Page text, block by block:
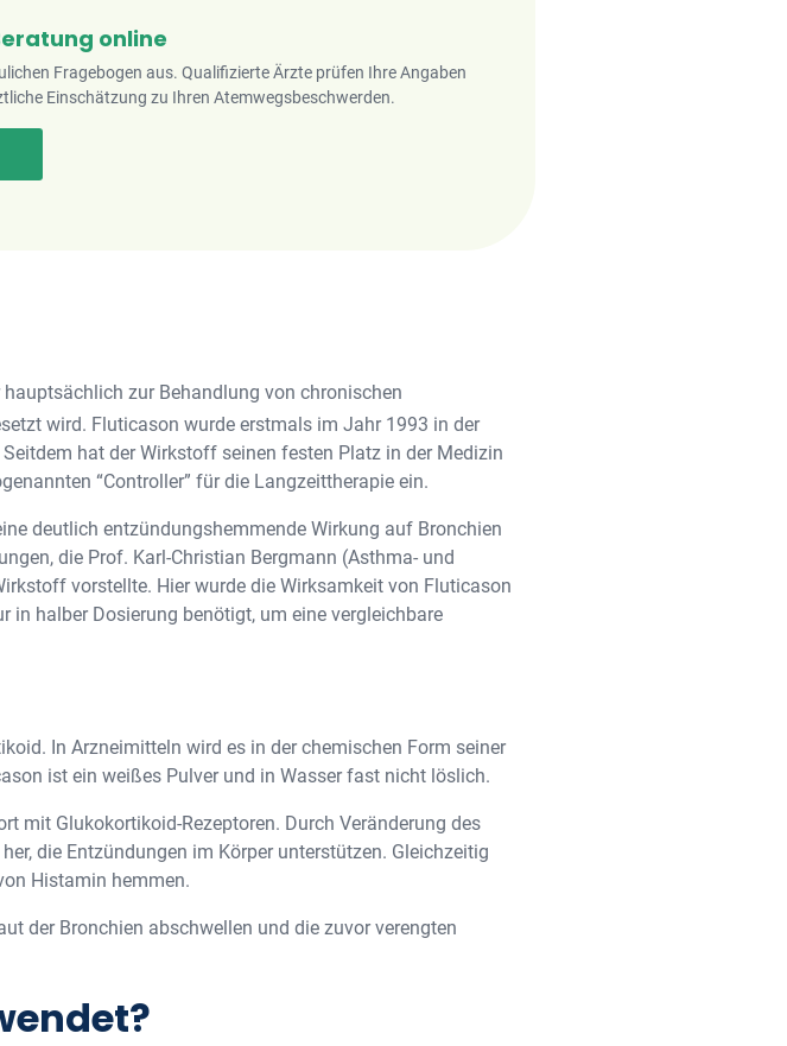
online
Fragebogen aus. Qualifizierte Ärzte prüfen Ihre Angaben
Einschätzung zu Ihren Atemwegsbeschwerden.
zur Behandlung von chronischen
wird. Fluticason wurde erstmals im Jahr 1993 in der
hat der Wirkstoff seinen festen Platz in der Medizin
“Controller” für die Langzeittherapie ein.
deutlich entzündungshemmende Wirkung auf Bronchien
die Prof. Karl-Christian Bergmann (Asthma- und
vorstellte. Hier wurde die Wirksamkeit von Fluticason
in halber Dosierung benötigt, um eine vergleichbare
In Arzneimitteln wird es in der chemischen Form seiner
ist ein weißes Pulver und in Wasser fast nicht löslich.
mit Glukokortikoid-Rezeptoren. Durch Veränderung des
die Entzündungen im Körper unterstützen. Gleichzeitig
Histamin hemmen.
der Bronchien abschwellen und die zuvor verengten